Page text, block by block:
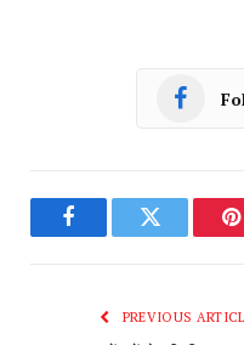
FacebookTwitter
PREVIOUS